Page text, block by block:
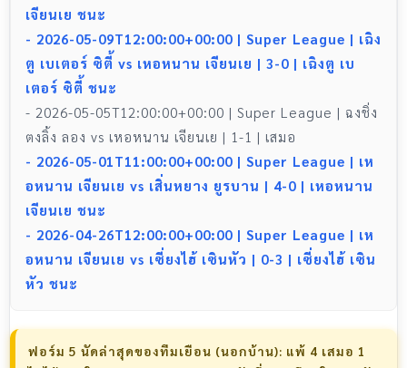
เจียนเย ชนะ
- 2026-05-09T12:00:00+00:00 | Super League | เฉิง
ตู เบเตอร์ ซิตี้ vs เหอหนาน เจียนเย | 3-0 | เฉิงตู เบ
เตอร์ ซิตี้ ชนะ
- 2026-05-05T12:00:00+00:00 | Super League | ฉงชิ่ง
ตงลิ้ง ลอง vs เหอหนาน เจียนเย | 1-1 | เสมอ
- 2026-05-01T11:00:00+00:00 | Super League | เห
อหนาน เจียนเย vs เสิ่นหยาง ยูรบาน | 4-0 | เหอหนาน
เจียนเย ชนะ
- 2026-04-26T12:00:00+00:00 | Super League | เห
อหนาน เจียนเย vs เซี่ยงไฮ้ เซินหัว | 0-3 | เซี่ยงไฮ้ เซิน
หัว ชนะ
ฟอร์ม 5 นัดล่าสุดของทีมเยือน (นอกบ้าน): แพ้ 4 เสมอ 1